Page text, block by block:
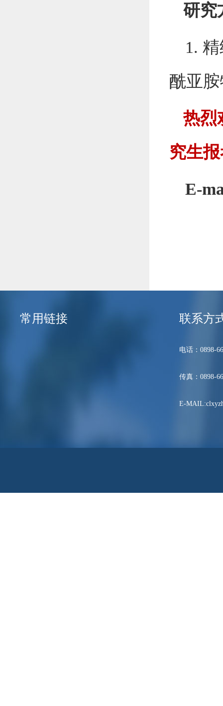
研究
1.
酰亚
热烈
究生
E-
常用链接 联系方
电话：0898-
传真：0898-
E-